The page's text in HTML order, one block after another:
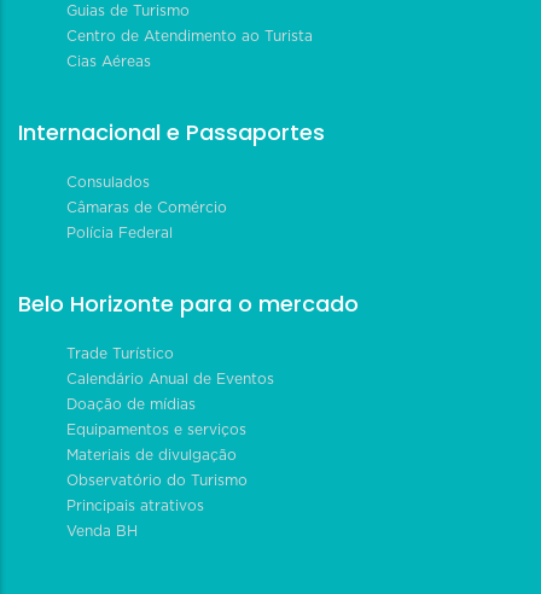
Guias de Turismo
Centro de Atendimento ao Turista
Cias Aéreas
Internacional e Passaportes
Consulados
Câmaras de Comércio
Polícia Federal
Belo Horizonte para o mercado
Trade Turístico
Calendário Anual de Eventos
Doação de mídias
Equipamentos e serviços
Materiais de divulgação
Observatório do Turismo
Principais atrativos
Venda BH